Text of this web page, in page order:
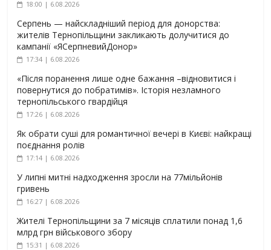
18:00 | 6.08.2026
Серпень — найскладніший період для донорства:
жителів Тернопільщини закликають долучитися до
кампанії «ЯСерпневийДонор»
17:34 | 6.08.2026
«Після поранення лише одне бажання –відновитися і
повернутися до побратимів». Історія незламного
тернопільського гвардійця
17:26 | 6.08.2026
Як обрати суші для романтичної вечері в Києві: найкращі
поєднання ролів
17:14 | 6.08.2026
У липні митні надходження зросли на 77мільйонів
гривень
16:27 | 6.08.2026
Жителі Тернопільщини за 7 місяців сплатили понад 1,6
млрд грн військового збору
15:31 | 6.08.2026